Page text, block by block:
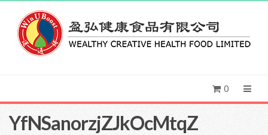
0
YfNSanorzjZJkOcMtqZ